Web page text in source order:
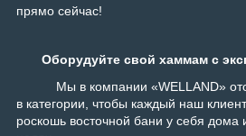
прямо сейчас!
Оборудуйте свой хаммам с
Мы в компании «WELLAND»
в категории, чтобы каждый наш
роскошь восточной бани у себя дома